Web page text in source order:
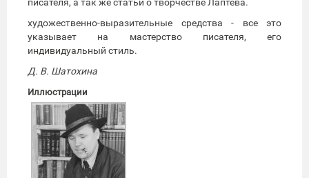
художественно-выразительные средства - все это
указывает на мастерство писателя, его
индивидуальный стиль.
Д. В. Шатохина
Иллюстрации